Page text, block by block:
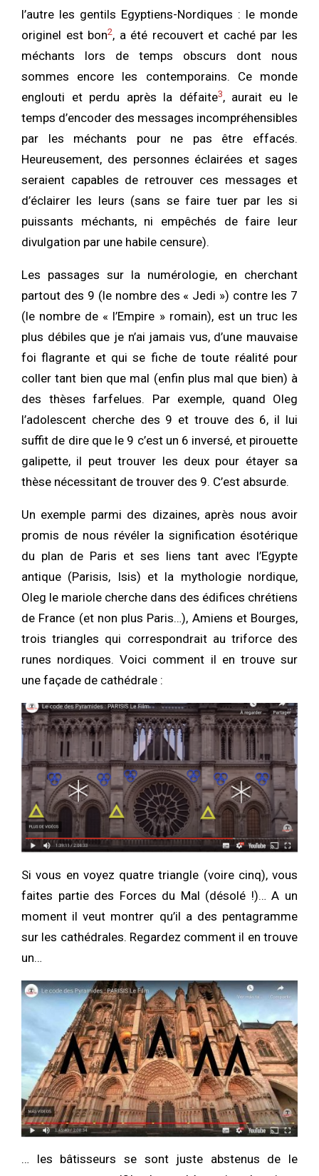
l’autre les gentils Egyptiens-Nordiques : le monde
originel est bon2, a été recouvert et caché par les
méchants lors de temps obscurs dont nous
sommes encore les contemporains. Ce monde
englouti et perdu après la défaite3, aurait eu le
temps d’encoder des messages incompréhensibles
par les méchants pour ne pas être effacés.
Heureusement, des personnes éclairées et sages
seraient capables de retrouver ces messages et
d’éclairer les leurs (sans se faire tuer par les si
puissants méchants, ni empêchés de faire leur
divulgation par une habile censure).
Les passages sur la numérologie, en cherchant
partout des 9 (le nombre des « Jedi ») contre les 7
(le nombre de « l’Empire » romain), est un truc les
plus débiles que je n’ai jamais vus, d’une mauvaise
foi flagrante et qui se fiche de toute réalité pour
coller tant bien que mal (enfin plus mal que bien) à
des thèses farfelues. Par exemple, quand Oleg
l’adolescent cherche des 9 et trouve des 6, il lui
suffit de dire que le 9 c’est un 6 inversé, et pirouette
galipette, il peut trouver les deux pour étayer sa
thèse nécessitant de trouver des 9. C’est absurde.
Un exemple parmi des dizaines, après nous avoir
promis de nous révéler la signification ésotérique
du plan de Paris et ses liens tant avec l’Egypte
antique (Parisis, Isis) et la mythologie nordique,
Oleg le mariole cherche dans des édifices chrétiens
de France (et non plus Paris…), Amiens et Bourges,
trois triangles qui correspondrait au triforce des
runes nordiques. Voici comment il en trouve sur
une façade de cathédrale :
Si vous en voyez quatre triangle (voire cinq), vous
faites partie des Forces du Mal (désolé !)… A un
moment il veut montrer qu’il a des pentagramme
sur les cathédrales. Regardez comment il en trouve
un…
… les bâtisseurs se sont juste abstenus de le